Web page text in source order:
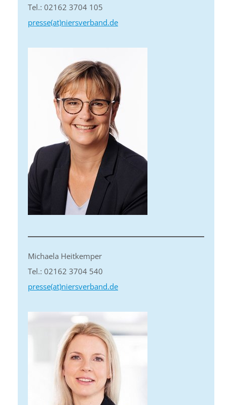
Tel.: 02162 3704 105
presse(at)niersverband.de
Michaela Heitkemper
Tel.: 02162 3704 540
presse(at)niersverband.de